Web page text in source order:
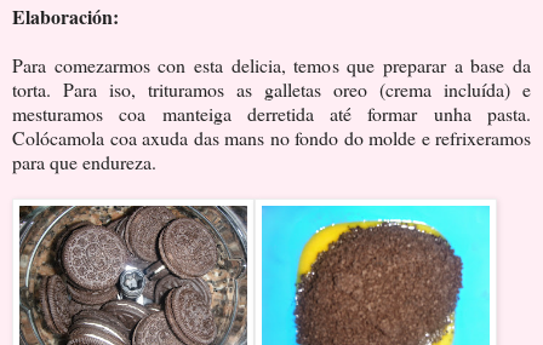
Elaboración:
Para comezarmos con esta delicia, temos que preparar a base da
torta. Para iso, trituramos as galletas oreo (crema incluída) e
mesturamos coa manteiga derretida até formar unha pasta.
Colócamola coa axuda das mans no fondo do molde e refrixeramos
para que endureza.